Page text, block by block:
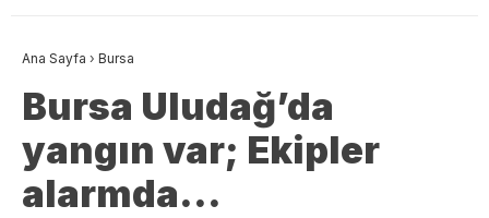
Ana Sayfa › Bursa
Bursa Uludağ’da
yangın var; Ekipler
alarmda…